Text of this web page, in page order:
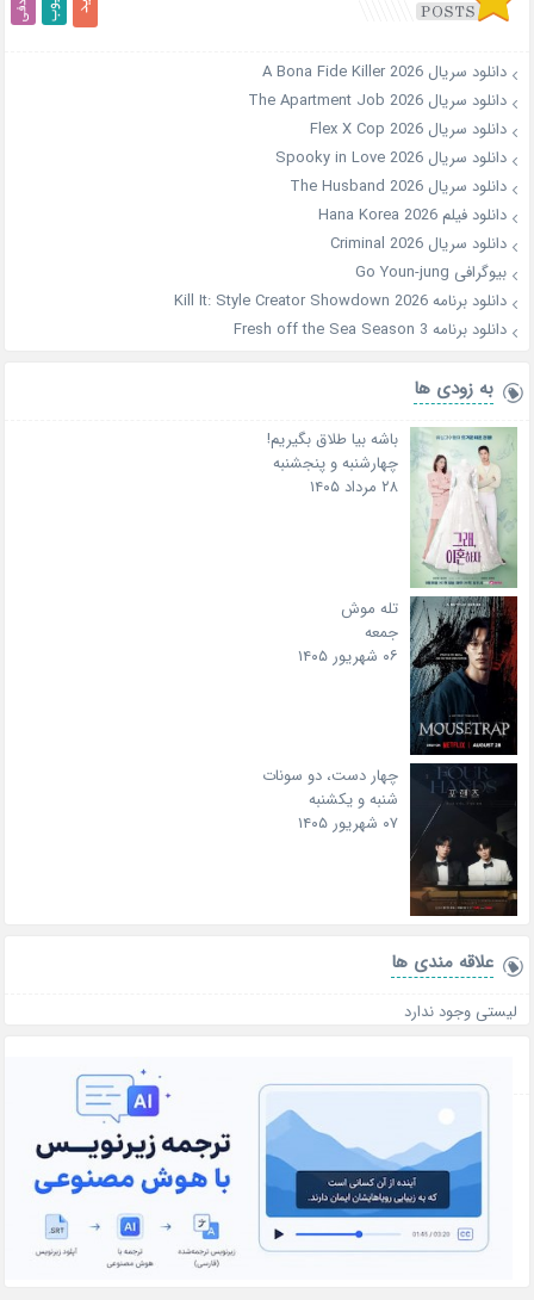
دانلود سریال A Bona Fide Killer 2026
دانلود سریال The Apartment Job 2026
دانلود سریال Flex X Cop 2026
دانلود سریال Spooky in Love 2026
دانلود سریال The Husband 2026
دانلود فیلم Hana Korea 2026
دانلود سریال Criminal 2026
بیوگرافی Go Youn-jung
دانلود برنامه Kill It: Style Creator Showdown 2026
دانلود برنامه Fresh off the Sea Season 3
به زودی ها
باشه بیا طلاق بگیریم!
چهارشنبه و پنجشنبه
۲۸ مرداد ۱۴۰۵
تله موش
جمعه
۰۶ شهریور ۱۴۰۵
چهار دست، دو سونات
شنبه و یکشنبه
۰۷ شهریور ۱۴۰۵
علاقه‌ مندی ها
لیستی وجود ندارد